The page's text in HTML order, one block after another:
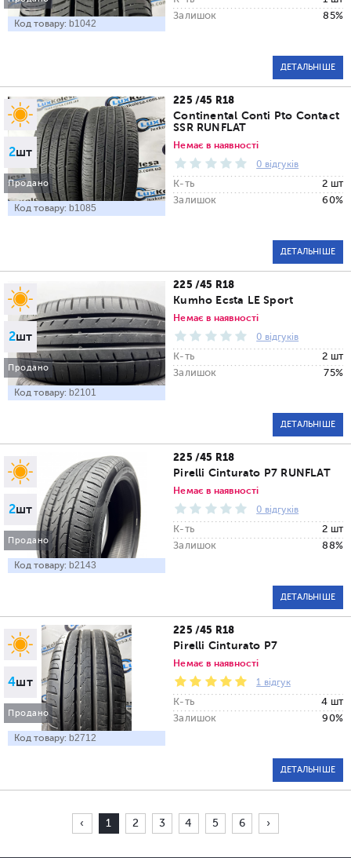
Код товару: b1042
Залишок
85%
ДЕТАЛЬНІШЕ
2шт
Продано
Код товару: b1085
225 /45 R18
Continental Conti Pto Contact
SSR RUNFLAT
Немає в наявності
0 відгуків
К-ть
2 шт
Залишок
60%
ДЕТАЛЬНІШЕ
2шт
Продано
Код товару: b2101
225 /45 R18
Kumho Ecsta LE Sport
Немає в наявності
0 відгуків
К-ть
2 шт
Залишок
75%
ДЕТАЛЬНІШЕ
2шт
Продано
Код товару: b2143
225 /45 R18
Pirelli Cinturato P7 RUNFLAT
Немає в наявності
0 відгуків
К-ть
2 шт
Залишок
88%
ДЕТАЛЬНІШЕ
4шт
Продано
Код товару: b2712
225 /45 R18
Pirelli Cinturato P7
Немає в наявності
1 відгук
К-ть
4 шт
Залишок
90%
ДЕТАЛЬНІШЕ
‹ 1 2 3 4 5 6 ›